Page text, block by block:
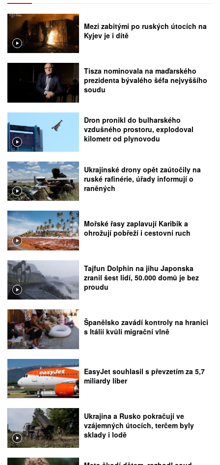
Mezi zabitými po ruských útocích na
Kyjev je i dítě
Tisza nominovala na maďarského
prezidenta bývalého šéfa nejvyššího
soudu
Dron pronikl do bulharského
vzdušného prostoru, explodoval
kilometr od plynovodu
Ukrajinské drony opět zaútočily na
ruské rafinérie, úřady informují o
raněných
Mořské řasy zaplavují Karibik a
ohrožují pobřeží i cestovní ruch
Tajfun Dolphin na jihu Japonska
zranil šest lidí, 50.000 domů je bez
proudu
Španělsko zavádí kontroly na hranici
s Itálií kvůli migrační vlně
EasyJet souhlasil s převzetím za 5,7
miliardy liber
Ukrajina a Rusko pokračují ve
vzájemných útocích, terčem byly
sklady i lodě